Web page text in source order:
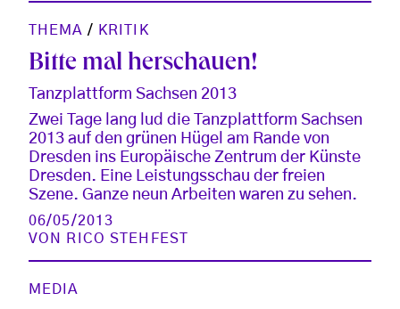
THEMA / KRITIK
Bitte mal herschauen!
Tanzplattform Sachsen 2013
Zwei Tage lang lud die Tanzplattform Sachsen
2013 auf den grünen Hügel am Rande von
Dresden ins Europäische Zentrum der Künste
Dresden. Eine Leistungsschau der freien
Szene. Ganze neun Arbeiten waren zu sehen.
06/05/2013
VON
RICO STEHFEST
MEDIA